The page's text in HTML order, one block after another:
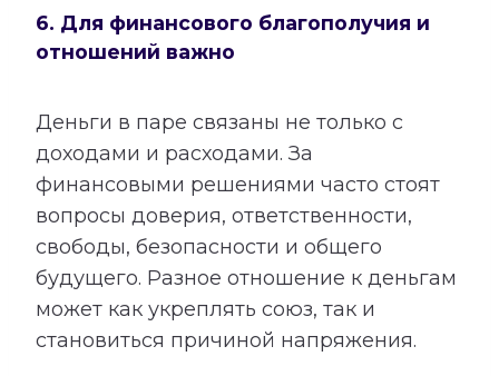
6. Для финансового благополучия и
отношений важно
Деньги в паре связаны не только с
доходами и расходами. За
финансовыми решениями часто стоят
вопросы доверия, ответственности,
свободы, безопасности и общего
будущего. Разное отношение к деньгам
может как укреплять союз, так и
становиться причиной напряжения.